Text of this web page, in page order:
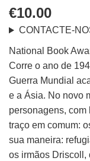
€10.00
CONTACTE-
National Book
Corre o ano de
Guerra Mundial
e a Ásia. No novo
personagens,
traço em comum:
sua maneira:
os irmãos Driscoll,